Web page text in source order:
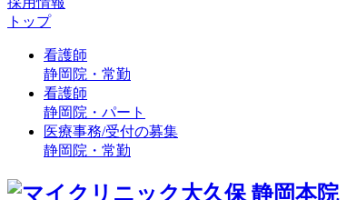
トップ
看護師
静岡院・常勤
看護師
静岡院・パート
医療事務/受付の募集
静岡院・常勤